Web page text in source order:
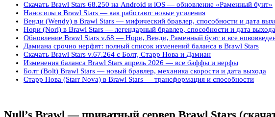
Скачать Brawl Stars 68.250 на Android и iOS — обновление «Раменный бунт»
Наносилы в Brawl Stars — как работают новые усиления
Венди (Wendy) в Brawl Stars — мифический бравлер, способности и дата
Нори (Nori) в Brawl Stars — легендарный бравлер, способности и дата выхода
Обновление Brawl Stars v.68 — Нори, Венди, Раменный бунт и все
Дамиана срочно нерфят: полный список изменений баланса в Brawl Stars
Скачать Brawl Stars v.67.264 с Болт, Старр Нова и Дамиан
Изменения баланса Brawl Stars апрель 2026 — все баффы и нерфы
Болт (Bolt) Brawl Stars — новый бравлер, механика скорости и дата выхода
Старр Нова (Starr Nova) в Brawl Stars — трансформация и способности